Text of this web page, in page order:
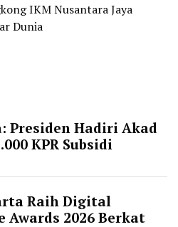
IKM Nusantara Jaya
Dunia